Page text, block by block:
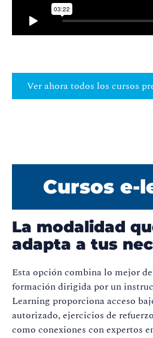
Ver ahora todos los cursos
Cursos e-
La modalidad
adapta a tus
Esta opción combina lo mejor
formación dirigida por un
Learning proporciona acceso
autorizado, ejercicios de
como conexiones con expertos